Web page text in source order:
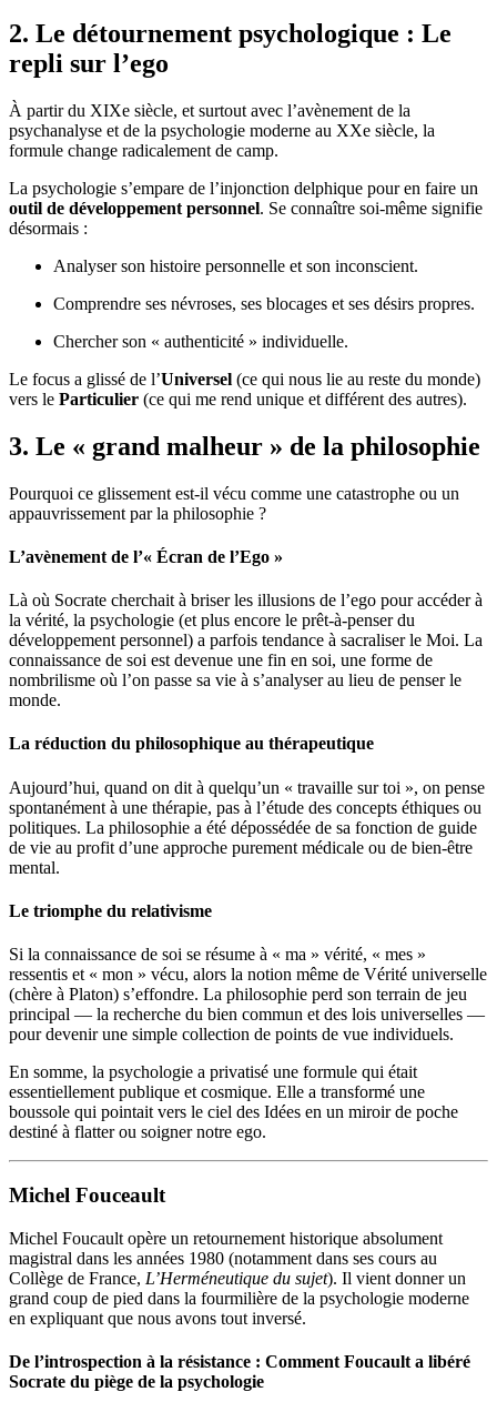
2. Le détournement psychologique : Le
repli sur l’ego
À partir du XIXe siècle, et surtout avec l’avènement de la
psychanalyse et de la psychologie moderne au XXe siècle, la
formule change radicalement de camp.
La psychologie s’empare de l’injonction delphique pour en faire un
outil de développement personnel. Se connaître soi-même signifie
désormais :
Analyser son histoire personnelle et son inconscient.
Comprendre ses névroses, ses blocages et ses désirs propres.
Chercher son « authenticité » individuelle.
Le focus a glissé de l’Universel (ce qui nous lie au reste du monde)
vers le Particulier (ce qui me rend unique et différent des autres).
3. Le « grand malheur » de la philosophie
Pourquoi ce glissement est-il vécu comme une catastrophe ou un
appauvrissement par la philosophie ?
L’avènement de l’« Écran de l’Ego »
Là où Socrate cherchait à briser les illusions de l’ego pour accéder à
la vérité, la psychologie (et plus encore le prêt-à-penser du
développement personnel) a parfois tendance à sacraliser le Moi. La
connaissance de soi est devenue une fin en soi, une forme de
nombrilisme où l’on passe sa vie à s’analyser au lieu de penser le
monde.
La réduction du philosophique au thérapeutique
Aujourd’hui, quand on dit à quelqu’un « travaille sur toi », on pense
spontanément à une thérapie, pas à l’étude des concepts éthiques ou
politiques. La philosophie a été dépossédée de sa fonction de guide
de vie au profit d’une approche purement médicale ou de bien-être
mental.
Le triomphe du relativisme
Si la connaissance de soi se résume à « ma » vérité, « mes »
ressentis et « mon » vécu, alors la notion même de Vérité universelle
(chère à Platon) s’effondre. La philosophie perd son terrain de jeu
principal — la recherche du bien commun et des lois universelles —
pour devenir une simple collection de points de vue individuels.
En somme, la psychologie a privatisé une formule qui était
essentiellement publique et cosmique. Elle a transformé une
boussole qui pointait vers le ciel des Idées en un miroir de poche
destiné à flatter ou soigner notre ego.
Michel Fouceault
Michel Foucault opère un retournement historique absolument
magistral dans les années 1980 (notamment dans ses cours au
Collège de France, L’Herméneutique du sujet). Il vient donner un
grand coup de pied dans la fourmilière de la psychologie moderne
en expliquant que nous avons tout inversé.
De l’introspection à la résistance : Comment Foucault a libéré
Socrate du piège de la psychologie